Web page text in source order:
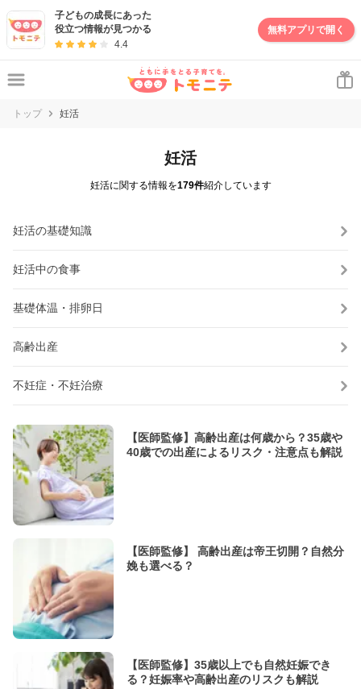
子どもの成長にあった
役立つ情報が見つかる
4.4
無料アプリで開く
トップ 妊活
妊活
妊活に関する情報を179件紹介しています
妊活の基礎知識
妊活中の食事
基礎体温・排卵日
高齢出産
不妊症・不妊治療
【医師監修】高齢出産は何歳から？35歳や
40歳での出産によるリスク・注意点も解説
【医師監修】 高齢出産は帝王切開？自然分
娩も選べる？
【医師監修】35歳以上でも自然妊娠でき
る？妊娠率や高齢出産のリスクも解説